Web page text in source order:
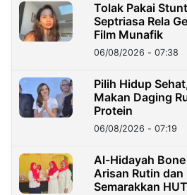
Tolak Pakai
Septriasa Rela
Film Munafik
06/08/2026 - 07:38
Pilih Hidup
Makan Daging
Protein
06/08/2026 - 07:19
Al-Hidayah
Arisan Rutin dan
Semarakkan